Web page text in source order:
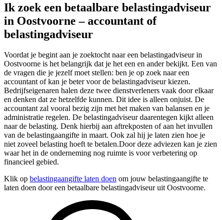
Ik zoek een betaalbare belastingadviseur
in Oostvoorne – accountant of
belastingadviseur
Voordat je begint aan je zoektocht naar een belastingadviseur in
Oostvoorne is het belangrijk dat je het een en ander bekijkt. Een van
de vragen die je jezelf moet stellen: ben je op zoek naar een
accountant of kan je beter voor de belastingadviseur kiezen.
Bedrijfseigenaren halen deze twee dienstverleners vaak door elkaar
en denken dat ze hetzelfde kunnen. Dit idee is alleen onjuist. De
accountant zal vooral bezig zijn met het maken van balansen en je
administratie regelen. De belastingadviseur daarentegen kijkt alleen
naar de belasting. Denk hierbij aan aftrekposten of aan het invullen
van de belastingaangifte in maart. Ook zal hij je laten zien hoe je
niet zoveel belasting hoeft te betalen.Door deze adviezen kan je zien
waar het in de onderneming nog ruimte is voor verbetering op
financieel gebied.
Klik op belastingaangifte laten doen om jouw belastingaangifte te
laten doen door een betaalbare belastingadviseur uit Oostvoorne.